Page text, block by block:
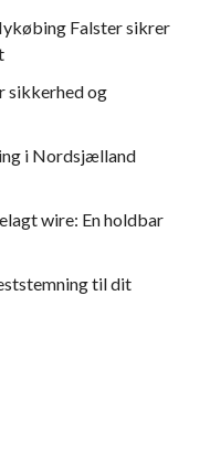
Falster sikrer
sikkerhed og
i Nordsjælland
wire: En holdbar
til dit